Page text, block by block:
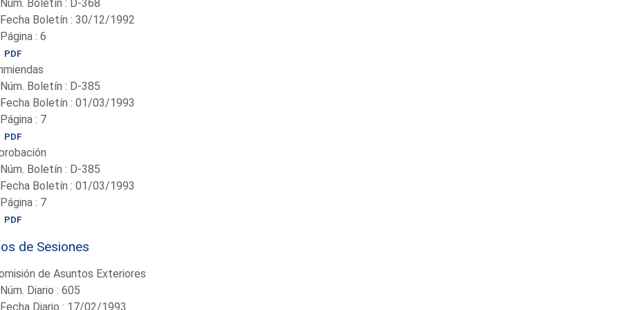
Boletín : D-368
Boletín : 30/12/1992
: 6
PDF
Boletín : D-385
Boletín : 01/03/1993
: 7
PDF
Boletín : D-385
Boletín : 01/03/1993
: 7
PDF
de Sesiones
de Asuntos Exteriores
Diario : 605
Diario : 17/02/1993